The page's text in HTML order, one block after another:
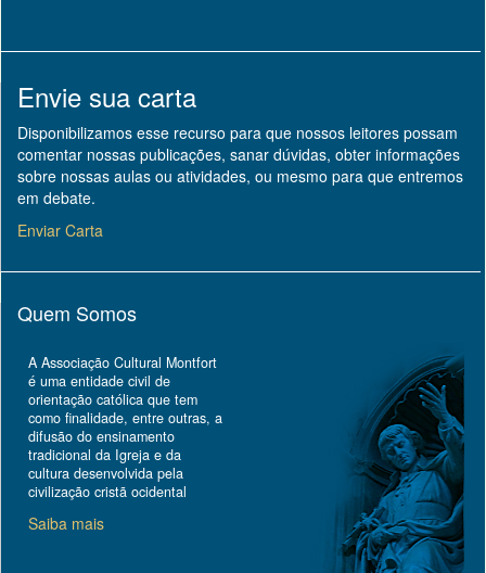
Envie sua carta
Disponibilizamos esse recurso para que nossos leitores possam
comentar nossas publicações, sanar dúvidas, obter informações
sobre nossas aulas ou atividades, ou mesmo para que entremos
em debate.
Enviar Carta
Quem Somos
A Associação Cultural Montfort
é uma entidade civil de
orientação católica que tem
como finalidade, entre outras, a
difusão do ensinamento
tradicional da Igreja e da
cultura desenvolvida pela
civilização cristã ocidental
Saiba mais